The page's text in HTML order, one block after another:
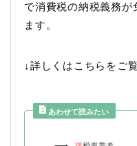
で消費税の納税義務が
ます。
↓詳しくはこちらをご